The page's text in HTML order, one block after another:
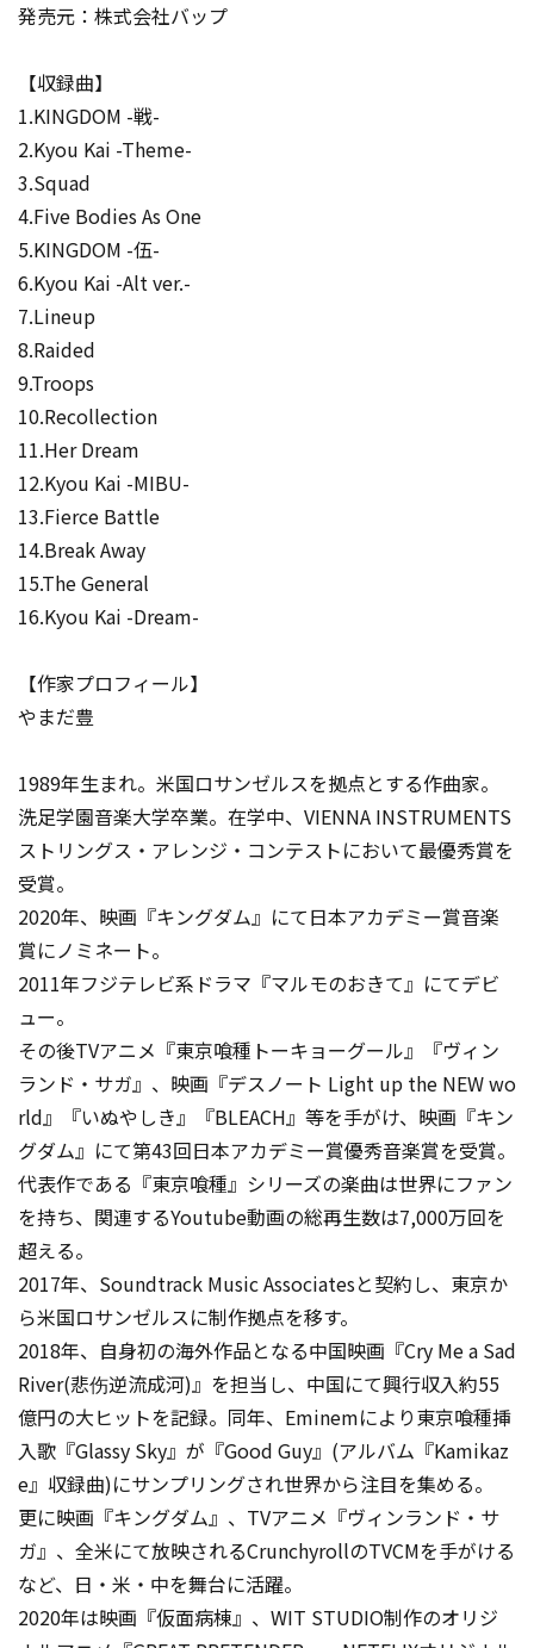
発売元：株式会社バップ
【収録曲】
1.KINGDOM -戦-
2.Kyou Kai -Theme-
3.Squad
4.Five Bodies As One
5.KINGDOM -伍-
6.Kyou Kai -Alt ver.-
7.Lineup
8.Raided
9.Troops
10.Recollection
11.Her Dream
12.Kyou Kai -MIBU-
13.Fierce Battle
14.Break Away
15.The General
16.Kyou Kai -Dream-
【作家プロフィール】
やまだ豊
1989年生まれ。米国ロサンゼルスを拠点とする作曲家。
洗足学園音楽大学卒業。在学中、VIENNA INSTRUMENTS
ストリングス・アレンジ・コンテストにおいて最優秀賞を
受賞。
2020年、映画『キングダム』にて日本アカデミー賞音楽
賞にノミネート。
2011年フジテレビ系ドラマ『マルモのおきて』にてデビ
ュー。
その後TVアニメ『東京喰種トーキョーグール』『ヴィン
ランド・サガ』、映画『デスノート Light up the NEW wo
rld』『いぬやしき』『BLEACH』等を手がけ、映画『キン
グダム』にて第43回日本アカデミー賞優秀音楽賞を受賞。
代表作である『東京喰種』シリーズの楽曲は世界にファン
を持ち、関連するYoutube動画の総再生数は7,000万回を
超える。
2017年、Soundtrack Music Associatesと契約し、東京か
ら米国ロサンゼルスに制作拠点を移す。
2018年、自身初の海外作品となる中国映画『Cry Me a Sad
River(悲伤逆流成河)』を担当し、中国にて興行収入約55
億円の大ヒットを記録。同年、Eminemにより東京喰種挿
入歌『Glassy Sky』が『Good Guy』(アルバム『Kamikaz
e』収録曲)にサンプリングされ世界から注目を集める。
更に映画『キングダム』、TVアニメ『ヴィンランド・サ
ガ』、全米にて放映されるCrunchyrollのTVCMを手がける
など、日・米・中を舞台に活躍。
2020年は映画『仮面病棟』、WIT STUDIO制作のオリジ